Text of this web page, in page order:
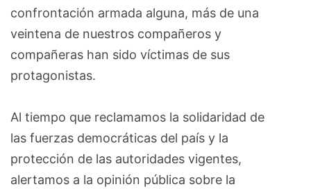
confrontación armada alguna, más de una
veintena de nuestros compañeros y
compañeras han sido víctimas de sus
protagonistas.
Al tiempo que reclamamos la solidaridad de
las fuerzas democráticas del país y la
protección de las autoridades vigentes,
alertamos a la opinión pública sobre la